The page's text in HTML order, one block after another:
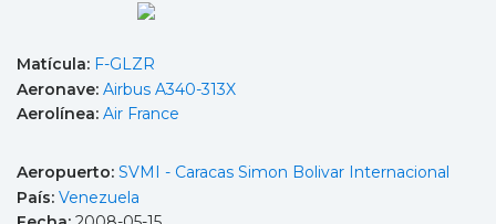
Matícula: F-GLZR
Aeronave: Airbus A340-313X
Aerolínea: Air France
Aeropuerto: SVMI - Caracas Simon Bolivar Internacional
País: Venezuela